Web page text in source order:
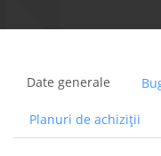
Date generale
Planuri de achiziții